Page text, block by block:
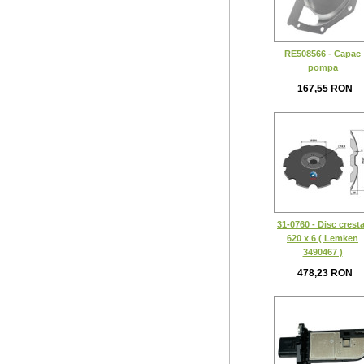
RE508566 - Capac
pompa
167,55 RON
31-0760 - Disc
620 x 6 ( Lemken
3490467 )
478,23 RON